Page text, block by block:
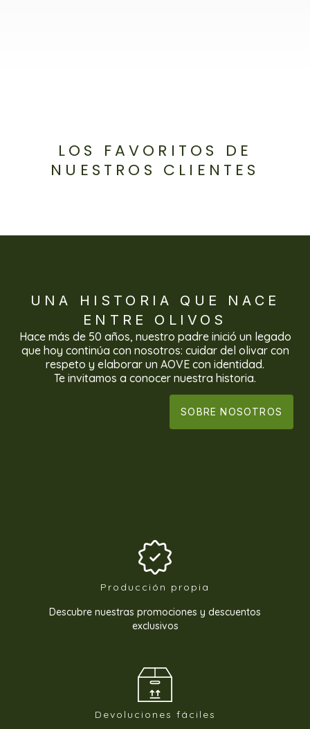
LOS FAVORITOS DE
NUESTROS CLIENTES
UNA HISTORIA QUE NACE
ENTRE OLIVOS
Hace más de 50 años, nuestro padre inició un legado
que hoy continúa con nosotros: cuidar del olivar con
respeto y elaborar un AOVE con identidad.
Te invitamos a conocer nuestra historia.
SOBRE NOSOTROS
Producción propia
Descubre nuestras promociones y descuentos
exclusivos
Devoluciones fáciles